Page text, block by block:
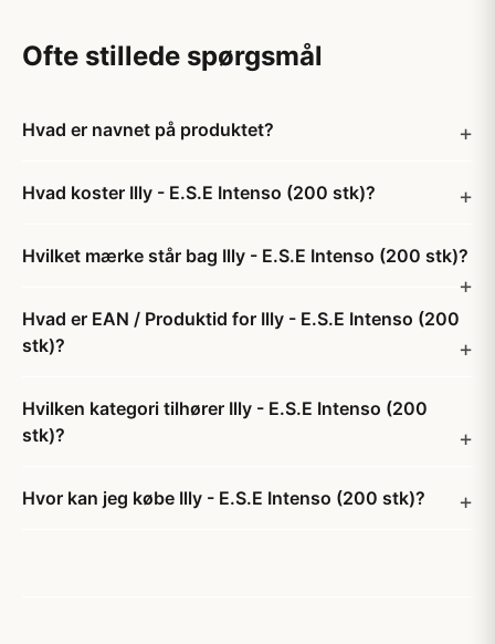
Ofte stillede spørgsmål
Hvad er navnet på produktet?
Hvad koster Illy - E.S.E Intenso (200 stk)?
Hvilket mærke står bag Illy - E.S.E Intenso (200 stk)?
Hvad er EAN / Produktid for Illy - E.S.E Intenso (200
stk)?
Hvilken kategori tilhører Illy - E.S.E Intenso (200
stk)?
Hvor kan jeg købe Illy - E.S.E Intenso (200 stk)?